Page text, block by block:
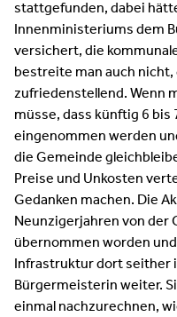
stattgefunden, dabei
Innenministeriums dem
versichert, die
bestreite man auch
zufriedenstellend. Wenn
müsse, dass künftig 6
eingenommen werden
die Gemeinde
Preise und Unkosten
Gedanken machen. Die
Neunzigerjahren von
übernommen worden
Infrastruktur dort seither
Bürgermeisterin weiter.
einmal nachzurechnen,